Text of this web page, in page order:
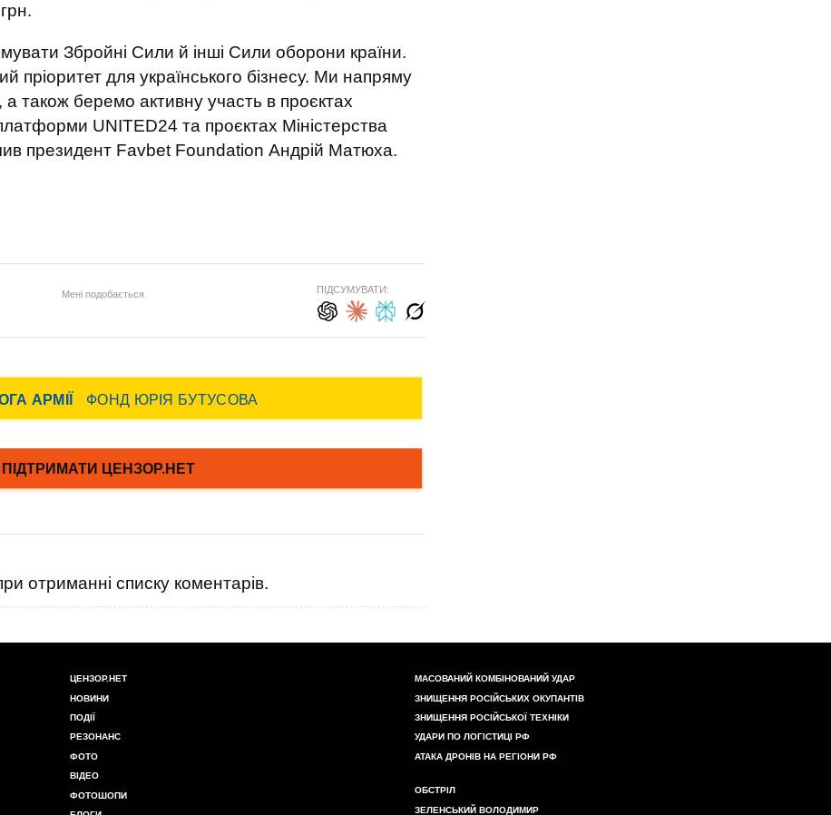
Збройні Сили й інші Сили оборони країни.
пріоритет для українського бізнесу. Ми напряму
а також беремо активну участь в проєктах
UNITED24 та проєктах Міністерства
президент Favbet Foundation Андрій Матюха.
Мені подобається ПІДСУМУВАТИ:
отриманні списку коментарів.
ЦЕНЗОР.НЕТ
НОВИНИ
ПОДІЇ
РЕЗОНАНС
ФОТО
ВІДЕО
ФОТОШОПИ
МАСОВАНИЙ КОМБІНОВАНИЙ УДАР
ЗНИЩЕННЯ РОСІЙСЬКИХ ОКУПАНТІВ
ЗНИЩЕННЯ РОСІЙСЬКОЇ ТЕХНІКИ
УДАРИ ПО ЛОГІСТИЦІ РФ
АТАКА ДРОНІВ НА РЕГІОНИ РФ
ОБСТРІЛ
ЗЕЛЕНСЬКИЙ ВОЛОДИМИР